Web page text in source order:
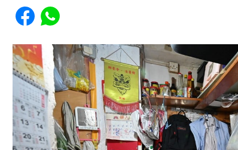
Share to Facebook
Share to WhatsApp